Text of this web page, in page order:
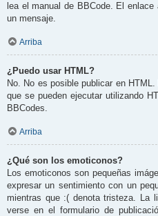
lea el manual de BBCode. El
un mensaje.
Arriba
¿Puedo usar HTML?
No. No es posible publicar en
que se pueden ejecutar utilizando
BBCodes.
Arriba
¿Qué son los emoticonos?
Los emoticonos son pequeñas
expresar un sentimiento con un
mientras que :( denota tristeza. La
verse en el formulario de